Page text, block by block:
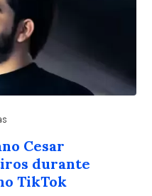
Cesar
durante
TikTok